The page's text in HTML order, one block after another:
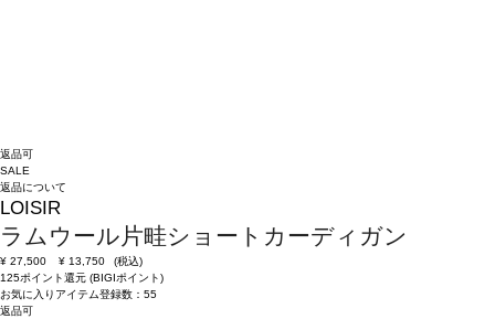
返品可
SALE
返品について
LOISIR
ラムウール片畦ショートカーディガン
¥ 27,500 ¥ 13,750
(税込)
125ポイント還元 (BIGIポイント)
お気に入りアイテム登録数： 55
返品可